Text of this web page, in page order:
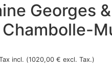
Georges
incl. (1020,00 € excl. Tax.)